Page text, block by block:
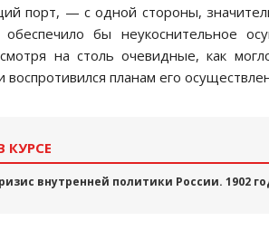
порт, — с одной стороны,
бы неукоснительное
на столь очевидные, как
воспротивился планам его
КУРСЕ
внутренней политики России. 1902